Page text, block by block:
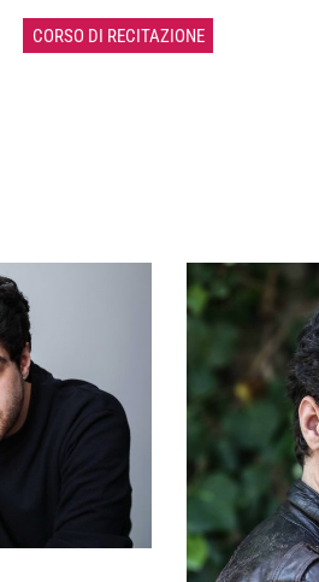
CORSO DI RECITAZIONE